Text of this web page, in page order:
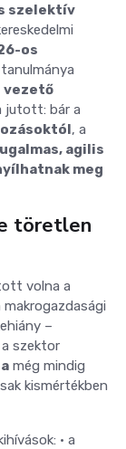
szelektív
os
vezető
jutott: bár a
, a
agilis
meg
töretlen
volna a
makrogazdasági
–
a szektor
még mindig
kismértékben
• a